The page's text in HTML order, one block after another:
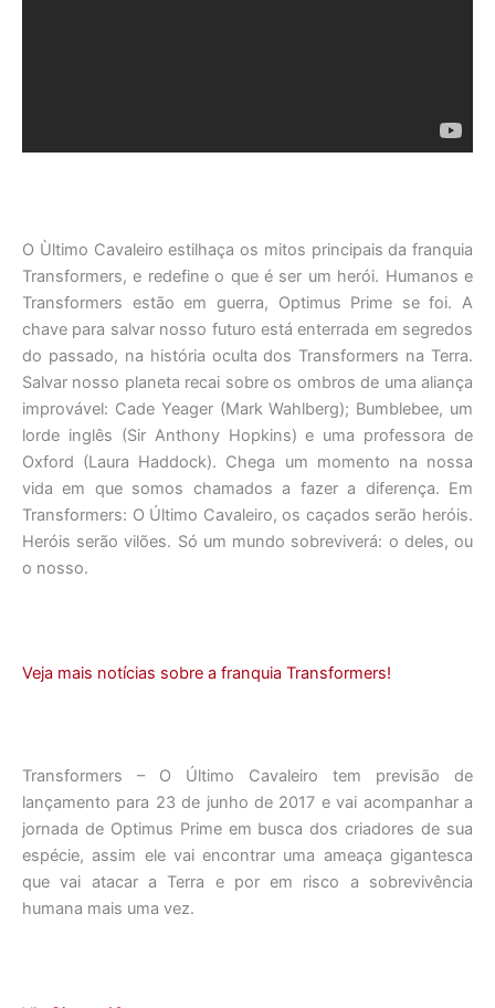
O Ùltimo Cavaleiro estilhaça os mitos principais da franquia
Transformers, e redefine o que é ser um herói. Humanos e
Transformers estão em guerra, Optimus Prime se foi. A
chave para salvar nosso futuro está enterrada em segredos
do passado, na história oculta dos Transformers na Terra.
Salvar nosso planeta recai sobre os ombros de uma aliança
improvável: Cade Yeager (Mark Wahlberg); Bumblebee, um
lorde inglês (Sir Anthony Hopkins) e uma professora de
Oxford (Laura Haddock). Chega um momento na nossa
vida em que somos chamados a fazer a diferença. Em
Transformers: O Último Cavaleiro, os caçados serão heróis.
Heróis serão vilões. Só um mundo sobreviverá: o deles, ou
o nosso.
Veja mais notícias sobre a franquia Transformers!
Transformers – O Último Cavaleiro tem previsão de
lançamento para 23 de junho de 2017 e vai acompanhar a
jornada de Optimus Prime em busca dos criadores de sua
espécie, assim ele vai encontrar uma ameaça gigantesca
que vai atacar a Terra e por em risco a sobrevivência
humana mais uma vez.